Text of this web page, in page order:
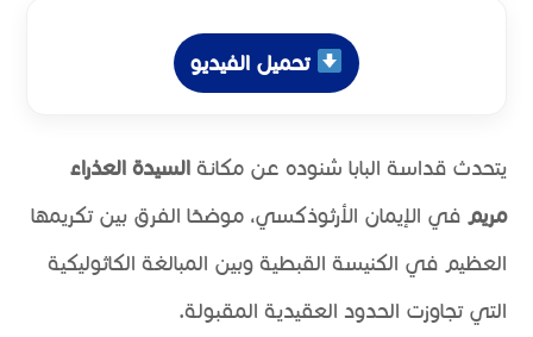
تحميل الفيديو
يتحدث قداسة البابا شنوده عن مكانةالسيدة العذراء
مريم في الإيمان الأرثوذكسي، موضحًا الفرق بين تكريمها
العظيم في الكنيسة القبطية وبين المبالغة الكاثوليكية
التي تجاوزت الحدود العقيدية المقبولة.